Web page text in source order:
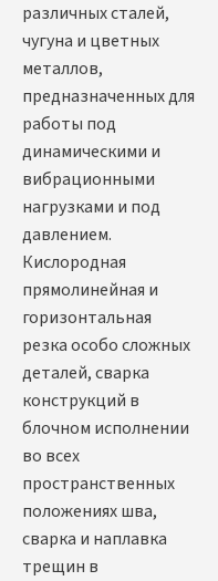
различных сталей,
чугуна и цветных
металлов,
предназначенных для
работы под
динамическими и
вибрационными
нагрузками и под
давлением.
Кислородная
прямолинейная и
горизонтальная
резка особо сложных
деталей, сварка
конструкций в
блочном исполнении
во всех
пространственных
положениях шва,
сварка и наплавка
трещин в